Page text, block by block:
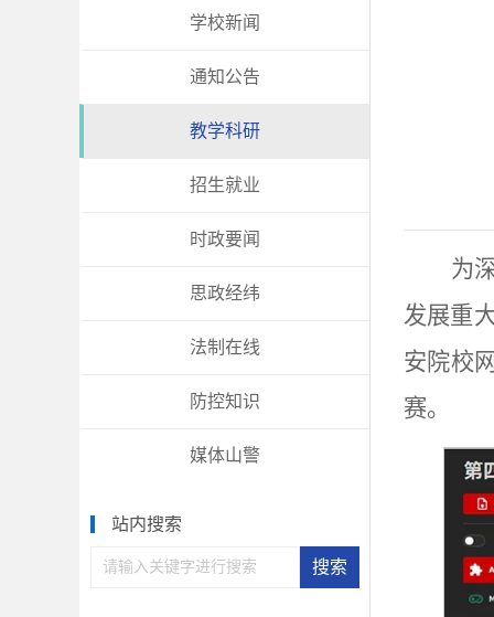
学校新闻
通知公告
教学科研
招生就业
时政要闻
思政经纬
法制在线
防控知识
媒体山警
站内搜索
为
发展重
安院校
赛。